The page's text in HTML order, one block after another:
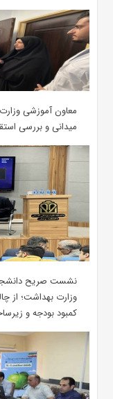
معاون آموزشی
میدانی و بررسی
نشست صریح
وزارت بهداشت؛ از
کمبود بودجه و